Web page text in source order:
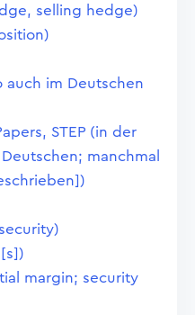
selling hedge)
auch im Deutschen
STEP (in der
manchmal
margin; security